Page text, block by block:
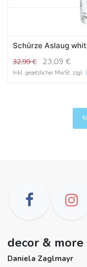
Schürze Aslaug
32,99€ 23,09 €
Inkl. gesetzlicher MwSt. zzgl.
decor & more
Daniela Zaglmayr